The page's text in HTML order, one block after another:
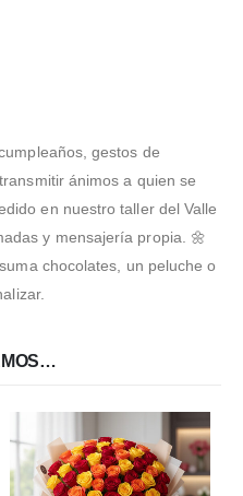
gestos de
ánimos a quien se
en nuestro taller del Valle
y mensajería propia. 🌼
chocolates, un peluche o